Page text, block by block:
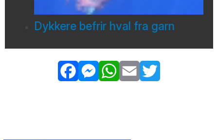
Dykkere befrir hval fra garn